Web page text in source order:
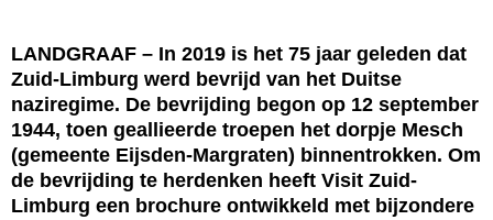
LANDGRAAF – In 2019 is het 75 jaar geleden dat
Zuid-Limburg werd bevrijd van het Duitse
naziregime. De bevrijding begon op 12 september
1944, toen geallieerde troepen het dorpje Mesch
(gemeente Eijsden-Margraten) binnentrokken. Om
de bevrijding te herdenken heeft Visit Zuid-
Limburg een brochure ontwikkeld met bijzondere